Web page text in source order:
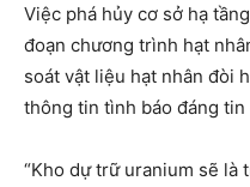
Việc phá hủy cơ sở hạ
đoạn chương trình hạt
soát vật liệu hạt nhân đòi
thông tin tình báo đáng tin
“Kho dự trữ uranium sẽ là